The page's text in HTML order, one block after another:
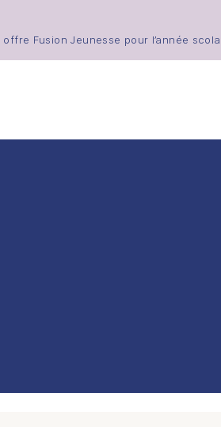
Fusion Jeunesse pour l’année